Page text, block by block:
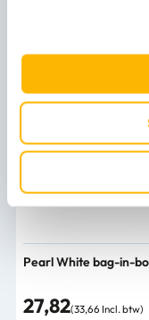
24,86
Pearl White bag-in-
27,82(33,66 Incl. btw)